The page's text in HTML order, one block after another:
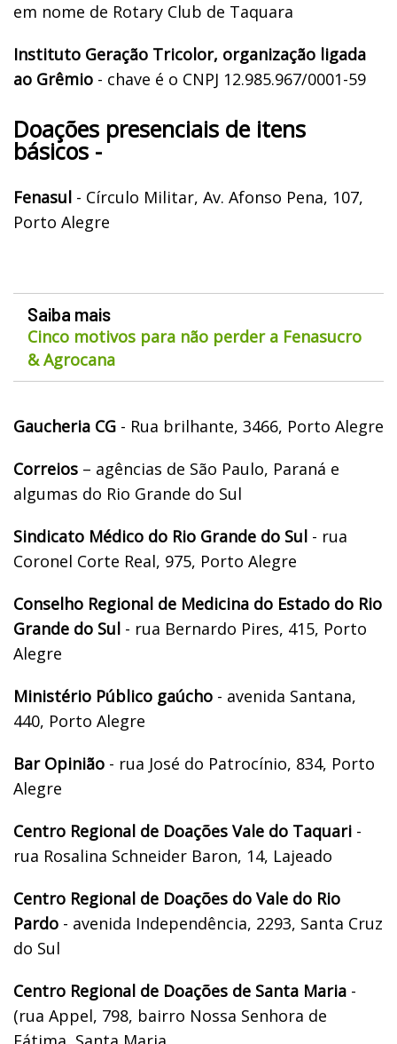
em nome de Rotary Club de Taquara
Instituto Geração Tricolor, organização ligada
ao Grêmio - chave é o CNPJ 12.985.967/0001-59
Doações presenciais de itens
básicos -
Fenasul - Círculo Militar, Av. Afonso Pena, 107,
Porto Alegre
Saiba mais
Cinco motivos para não perder a Fenasucro
& Agrocana
Gaucheria CG - Rua brilhante, 3466, Porto Alegre
Correios – agências de São Paulo, Paraná e
algumas do Rio Grande do Sul
Sindicato Médico do Rio Grande do Sul - rua
Coronel Corte Real, 975, Porto Alegre
Conselho Regional de Medicina do Estado do Rio
Grande do Sul - rua Bernardo Pires, 415, Porto
Alegre
Ministério Público gaúcho - avenida Santana,
440, Porto Alegre
Bar Opinião - rua José do Patrocínio, 834, Porto
Alegre
Centro Regional de Doações Vale do Taquari -
rua Rosalina Schneider Baron, 14, Lajeado
Centro Regional de Doações do Vale do Rio
Pardo - avenida Independência, 2293, Santa Cruz
do Sul
Centro Regional de Doações de Santa Maria -
(rua Appel, 798, bairro Nossa Senhora de